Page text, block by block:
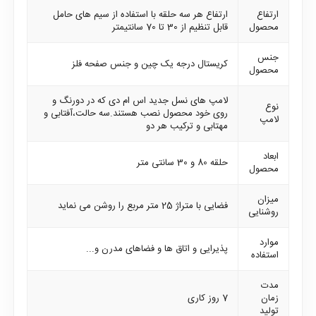
ارتفاع
محصول
ارتفاع هر سه حلقه با استفاده از سیم های حامل
قابل تنظیم از 30 تا 70 سانتیمتر
جنس
محصول
کریستال درجه یک چین و جنس صفحه فلز
نوع
لامپ
لامپ های نسل جدید اس ام دی که در دورنگ و
روی خود محصول نصب هستند.سه حالت،آفتابی و
مهتابی و ترکیب هر دو
ابعاد
محصول
حلقه 80 و 30 سانتی متر
میزان
روشنایی
فضایی با متراژ 25 متر مربع را روشن می نماید
موارد
استفاده
پذیرایی و اتاق ها و فضاهای مدرن و...
مدت
زمان
تولید
7 روز کاری